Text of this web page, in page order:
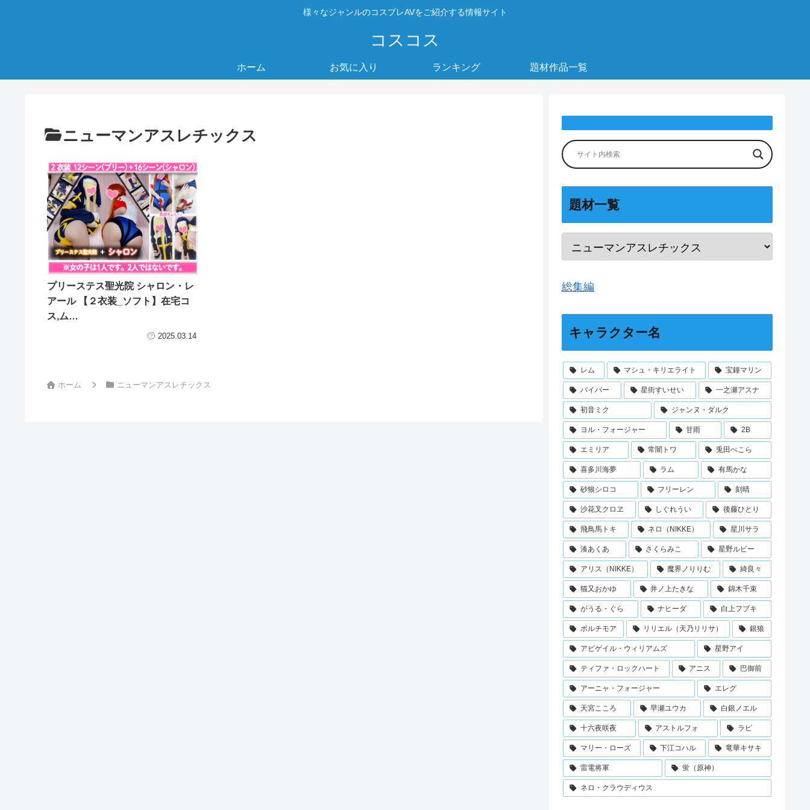
様々なジャンルのコスプレAVをご紹介する情報サイト
コスコス
ホーム お気に入り ランキング 題材作品一覧
ニューマンアスレチックス
プリーステス聖光院 シャロン・レ
アール 【２衣装_ソフト】在宅コ
ス,ム…
2025.03.14
ホーム ニューマンアスレチックス
題材一覧
総集編
キャラクター名
レム マシュ・キリエライト 宝鐘マリン
バイパー 星街すいせい 一之瀬アスナ
初音ミク ジャンヌ・ダルク
ヨル・フォージャー 甘雨 2B
エミリア 常闇トワ 兎田ぺこら
喜多川海夢 ラム 有馬かな
砂狼シロコ フリーレン 刻晴
沙花叉クロヱ しぐれうい 後藤ひとり
飛鳥馬トキ ネロ（NIKKE） 星川サラ
湊あくあ さくらみこ 星野ルビー
アリス（NIKKE） 魔界ノりりむ 綺良々
猫又おかゆ 井ノ上たきな 錦木千束
がうる・ぐら ナヒーダ 白上フブキ
ボルチモア リリエル（天乃リリサ） 銀狼
アビゲイル・ウィリアムズ 星野アイ
ティファ・ロックハート アニス 巴御前
アーニャ・フォージャー エレグ
天宮こころ 早瀬ユウカ 白銀ノエル
十六夜咲夜 アストルフォ ラピ
マリー・ローズ 下江コハル 竜華キサキ
雷電将軍 蛍（原神）
ネロ・クラウディウス